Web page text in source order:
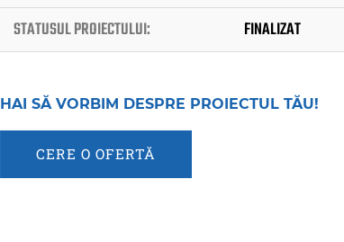
STATUSUL PROIECTULUI:
FINALIZAT
HAI SĂ VORBIM DESPRE PROIECTUL TĂU!
CERE O OFERTĂ